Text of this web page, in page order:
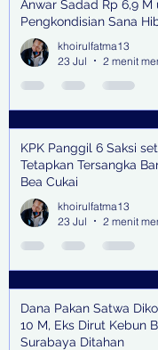
Anwar Sadad Rp 6,9 M
Pengkondisian Sana
khoirulfatma13
23 Jul
2 menit
KPK Panggil 6 Saksi
Tetapkan Tersangka
Bea Cukai
khoirulfatma13
23 Jul
2 menit
Dana Pakan Satwa
10 M, Eks Dirut Kebun
Surabaya Ditahan